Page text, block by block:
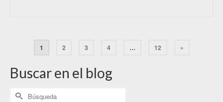
1 2 3 4 … 12 »
Buscar en el blog